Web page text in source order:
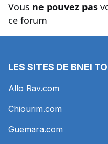
Vous ne pouvez pas
ce forum
LES SITES DE BNEI
Allo Rav.com
Chiourim.com
Guemara.com